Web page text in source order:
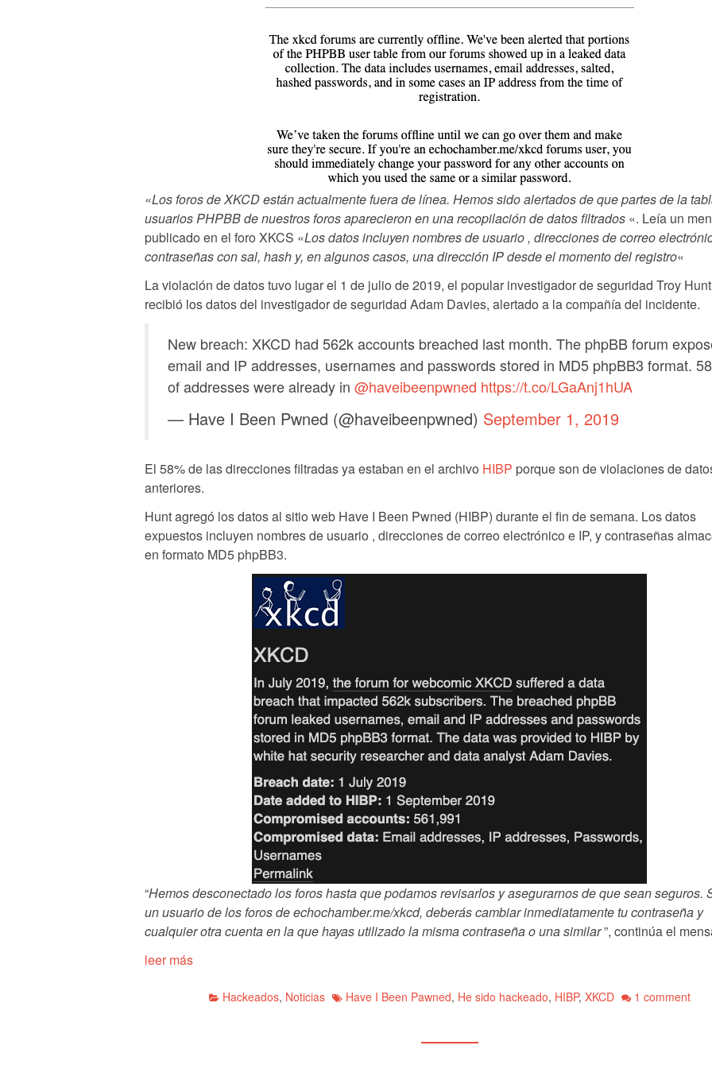
«Los foros de XKCD están actualmente fuera de línea. Hemos sido alertados de que partes de la
usuarios PHPBB de nuestros foros aparecieron en una recopilación de datos filtrados «. Leía un
publicado en el foro XKCS «Los datos incluyen nombres de usuario , direcciones de correo
contraseñas con sal, hash y, en algunos casos, una dirección IP desde el momento del registro«
La violación de datos tuvo lugar el 1 de julio de 2019, el popular investigador de seguridad Troy
recibió los datos del investigador de seguridad Adam Davies, alertado a la compañía del incidente.
New breach: XKCD had 562k accounts breached last month. The phpBB forum
email and IP addresses, usernames and passwords stored in MD5 phpBB3 format.
of addresses were already in @haveibeenpwned https://t.co/LGaAnj1hUA
— Have I Been Pwned (@haveibeenpwned) September 1, 2019
El 58% de las direcciones filtradas ya estaban en el archivo HIBP porque son de violaciones de
anteriores.
Hunt agregó los datos al sitio web Have I Been Pwned (HIBP) durante el fin de semana. Los datos
expuestos incluyen nombres de usuario , direcciones de correo electrónico e IP, y contraseñas
en formato MD5 phpBB3.
“Hemos desconectado los foros hasta que podamos revisarlos y asegurarnos de que sean seguros.
un usuario de los foros de echochamber.me/xkcd, deberás cambiar inmediatamente tu contraseña y
cualquier otra cuenta en la que hayas utilizado la misma contraseña o una similar”, continúa el
leer más
Hackeados, Noticias Have I Been Pawned, He sido hackeado, HIBP, XKCD 1 comment